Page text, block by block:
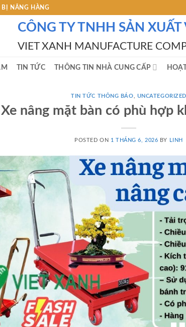
BỊ NÂNG HÀNG
CÔNG TY TNHH SẢN XUẤT
VIET XANH MANUFACTURE
TIN TỨC THÔNG TIN NHÀ CUNG CẤP
TIN TỨC THÔNG BÁO UNCATEGORIZED
Xe nâng mặt bàn có phù hợp
POSTED ON 1 THÁNG 6, 2026 BY LINH